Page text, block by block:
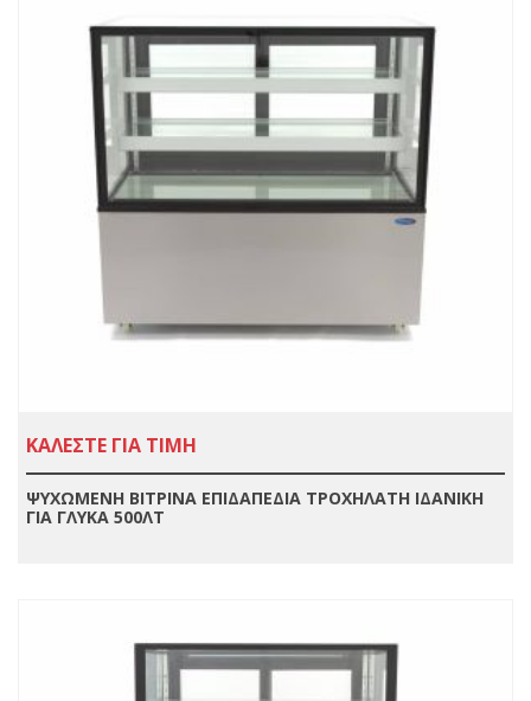
ΚΑΛΕΣΤΕ ΓΙΑ ΤΙΜΗ
ΨΥΧΩΜΕΝΗ ΒΙΤΡΙΝΑ ΕΠΙΔΑΠΕΔΙΑ ΤΡΟΧΗΛΑΤΗ ΙΔΑΝΙΚΗ
ΓΙΑ ΓΛΥΚΑ 500ΛΤ